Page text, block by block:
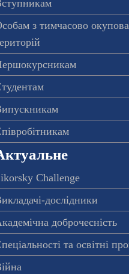
з тимчасово
Challenge
дослідники
доброчесність
та освітні